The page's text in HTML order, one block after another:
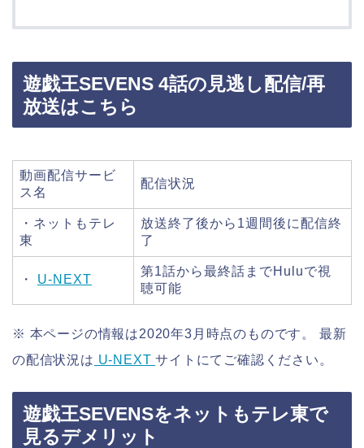
遊戯王SEVENS 4話の見逃し配信/再
放送はこちら
動画配信サービ
ス名
配信状況
・ネットもテレ
東
放送終了後から1週間後に配信終
了
・ U-NEXT
第1話から最終話までHuluで視
聴可能
※ 本ページの情報は2020年3月時点のものです。 最新
の配信状況は U-NEXTサイトにてご確認ください。
遊戯王SEVENSをネットもテレ東で
見るデメリット